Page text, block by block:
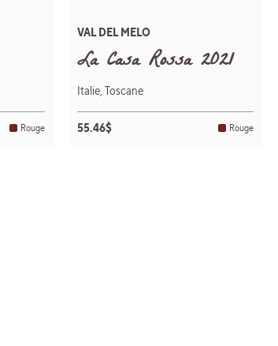
Rouge
VAL DEL MELO
La Casa Rossa 2021
Italie, Toscane
55.46$ Rouge